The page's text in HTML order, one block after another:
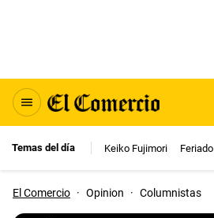
Temas del día Keiko Fujimori Feriado
El Comercio · Opinion · Columnistas